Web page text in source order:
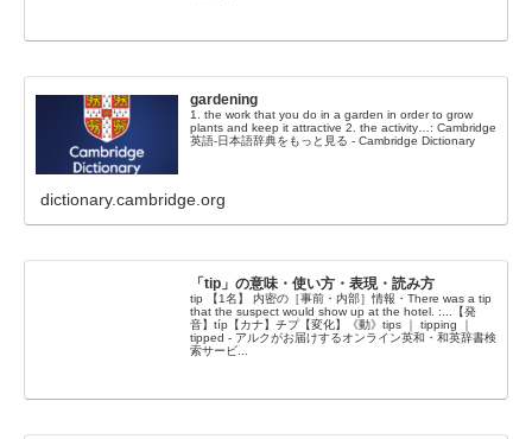
gardening
1. the work that you do in a garden in order to grow
plants and keep it attractive 2. the activity…: Cambridge
英語-日本語辞典をもっと見る - Cambridge Dictionary
dictionary.cambridge.org
「tip」の意味・使い方・表現・読み方
tip 【1名】 内密の［事前・内部］情報・There was a tip
that the suspect would show up at the hotel. :...【発
音】típ【カナ】チプ【変化】《動》tips ｜ tipping ｜
tipped - アルクがお届けするオンライン英和・和英辞書検
索サービ...